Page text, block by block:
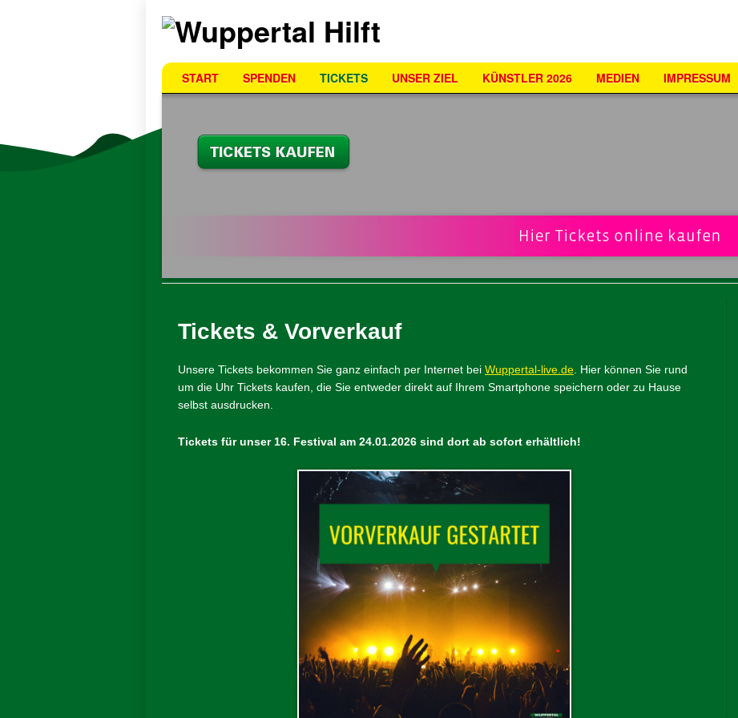
START SPENDEN TICKETS UNSER ZIEL KÜNSTLER 2026 MEDIEN IMPRESSUM
Tickets & Vorverkauf
Unsere Tickets bekommen Sie ganz einfach per Internet bei Wuppertal-live.de . Hier können Sie rund
um die Uhr Tickets kaufen, die Sie entweder direkt auf Ihrem Smartphone speichern oder zu Hause
selbst ausdrucken.
Tickets für unser 16. Festival am 24.01.2026 sind dort ab sofort erhältlich!